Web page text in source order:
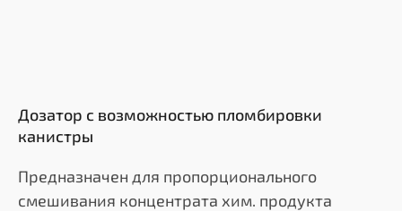
Дозатор с возможностью пломбировки
канистры
Предназначен для пропорционального
смешивания концентрата хим. продукта